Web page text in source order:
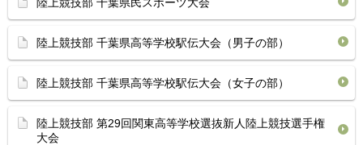
陸上競技部 千葉県高等学校駅伝大会（男子の部）
陸上競技部 千葉県高等学校駅伝大会（女子の部）
陸上競技部 第29回関東高等学校選抜新人陸上競技選手権
大会